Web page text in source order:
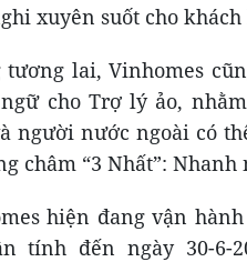
xuyên suốt cho khách
tương lai, Vinhomes
cho Trợ lý ảo,
người nước ngoài có
châm “3 Nhất”:
hiện đang vận
tính đến ngày 30-